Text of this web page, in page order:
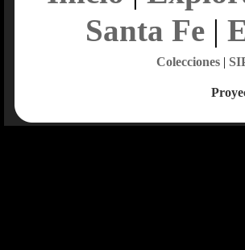
Santa Fe|
Colecciones|